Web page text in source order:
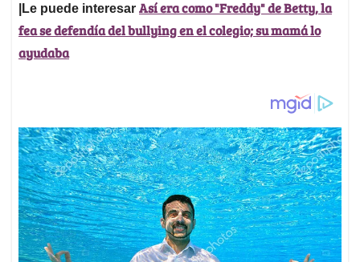
|Le puede interesar Así era como "Freddy" de Betty, la
fea se defendía del bullying en el colegio; su mamá lo
ayudaba